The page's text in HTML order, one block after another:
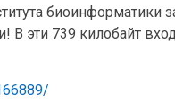
эти 739 килобайт